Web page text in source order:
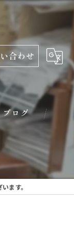
合わせ
ブログ
ます。